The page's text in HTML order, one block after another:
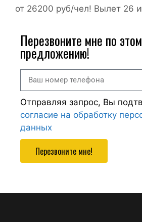
от 26200 руб/чел! Вылет 26
Перезвоните мне по
предложению!
Отправляя запрос, Вы
согласие на обработку
данных
Перезвоните мне!